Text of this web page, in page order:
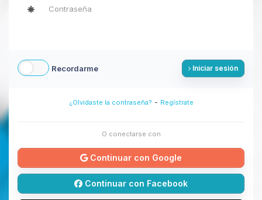
Recordarme Iniciar sesión
¿Olvidaste la contraseña? - Regístrate
O conectarse con
Continuar con Google
Continuar con Facebook